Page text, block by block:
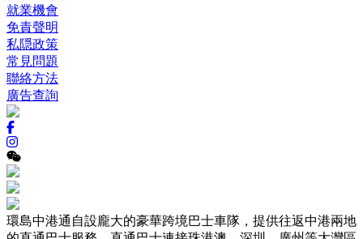
就業機會
免責聲明
私隠政策
常見問題
聯絡方法
廣告查詢
環島中港通自設龐大的豪華跨境巴士車隊，提供往返中港兩地